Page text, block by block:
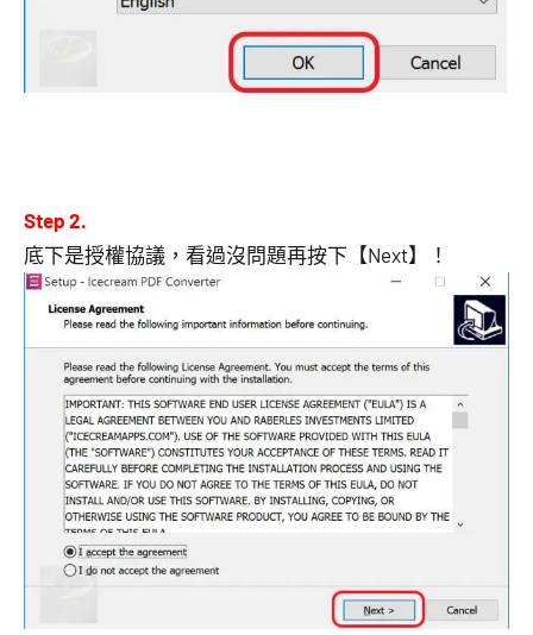
Step 2.
底下是授權協議，看過沒問題再按下【Next】！